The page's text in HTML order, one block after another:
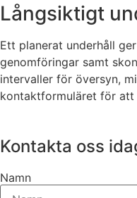
Långsiktigt
Ett planerat underhåll
genomföringar samt
intervaller för översyn,
kontaktformuläret för
Kontakta oss
Namn